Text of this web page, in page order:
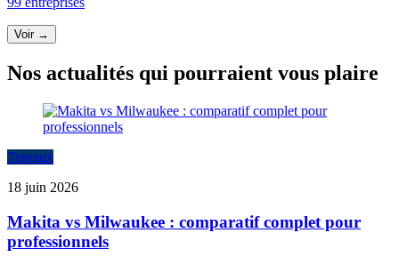
Voir →
Nos actualités qui pourraient vous plaire
Travaux
18 juin 2026
Makita vs Milwaukee : comparatif complet pour
professionnels